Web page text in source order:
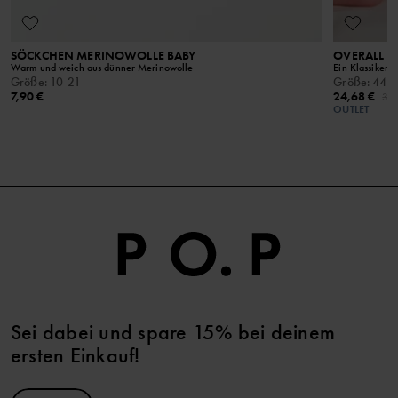
SÖCKCHEN MERINOWOLLE BABY
Warm und weich aus dünner Merinowolle
Größe: 10-21
7,90 €
OVERALL
Ein Klassiker
Größe: 44-
24,68 €
OUTLET
Sei dabei und spare 15% bei deinem
ersten Einkauf!